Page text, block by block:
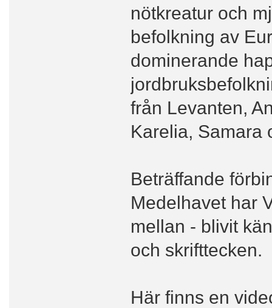
nötkreatur och
befolkning av
dominerande
från Levanten,
Karelia, Samara
Beträffande
Medelhavet har
mellan - blivit
och skrifttecken.
Här finns en